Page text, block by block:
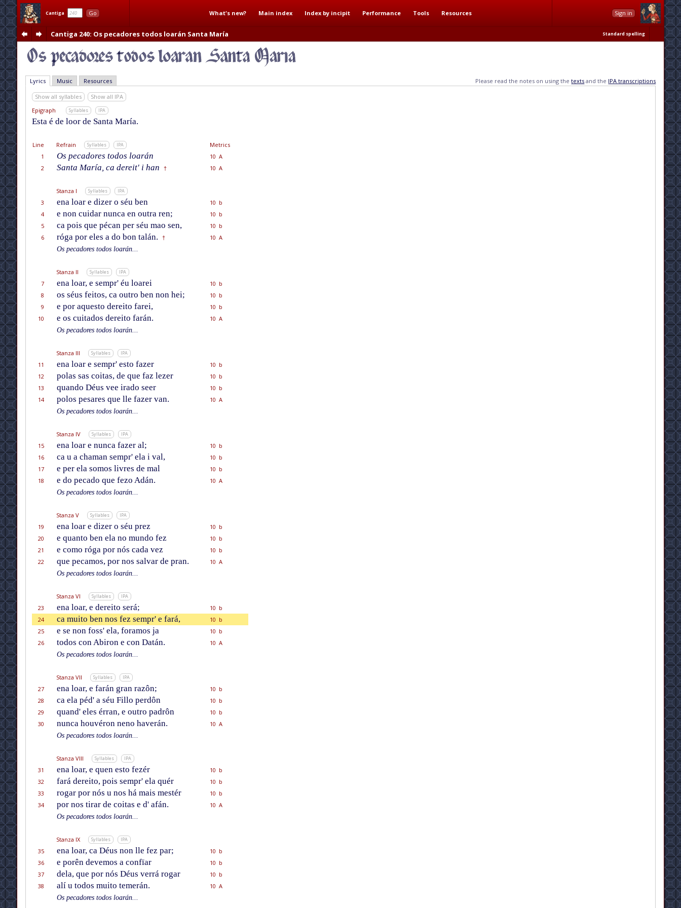
Cantiga Go What's new? Main index Index by incipit Performance Tools Resources Sign in
Cantiga 240: Os pecadores todos loarán Santa María Standard spelling
Lyrics Music Resources Please read the notes on using thetexts and the IPA transcriptions
Show all syllables
Show all IPA
Epigraph
Syllables IPA
Esta é de loor de Santa María.
Line Refrain Syllables IPA
Metrics
1
Os pecadores todos loarán
10 A
2
Santa María, ca dereit' i han † 10 A
Stanza I Syllables IPA
3 ena loar e dizer o séu ben
10 b
4
e non cuidar nunca en outra ren;
10 b
5
ca pois que pécan per séu mao sen,
10 b
6
róga por eles a do bon talán. †
10 A
Os pecadores todos loarán...
Stanza II Syllables IPA
7 ena loar, e sempr' éu loarei
10 b
8
os séus feitos, ca outro ben non hei;
10 b
9
e por aquesto dereito farei,
10 b
10
e os cuitados dereito farán.
10 A
Os pecadores todos loarán...
Stanza III Syllables IPA
11 ena loar e sempr' esto fazer
10 b
12
polas sas coitas, de que faz lezer
10 b
13
quando Déus vee irado seer
10 b
14
polos pesares que lle fazer van.
10 A
Os pecadores todos loarán...
Stanza IV Syllables IPA
15 ena loar e nunca fazer al;
10 b
16
ca u a chaman sempr' ela i val,
10 b
17
e per ela somos livres de mal
10 b
18
e do pecado que fezo Adán.
10 A
Os pecadores todos loarán...
Stanza V Syllables IPA
19 ena loar e dizer o séu prez
10 b
20
e quanto ben ela no mundo fez
10 b
21
e como róga por nós cada vez
10 b
22
que pecamos, por nos salvar de pran.
10 A
Os pecadores todos loarán...
Stanza VI Syllables IPA
23 ena loar, e dereito será;
10 b
24
ca muito ben nos fez sempr' e fará,
10 b
25
e se non foss' ela, foramos ja
10 b
26
todos con Abiron e con Datán.
10 A
Os pecadores todos loarán...
Stanza VII Syllables IPA
27 ena loar, e farán gran razôn;
10 b
28
ca ela péd' a séu Fillo perdôn
10 b
29
quand' eles érran, e outro padrôn
10 b
30
nunca houvéron neno haverán.
10 A
Os pecadores todos loarán...
Stanza VIII Syllables IPA
31 ena loar, e quen esto fezér
10 b
32
fará dereito, pois sempr' ela quér
10 b
33
rogar por nós u nos há mais mestér
10 b
34
por nos tirar de coitas e d' afán.
10 A
Os pecadores todos loarán...
Stanza IX Syllables IPA
35 ena loar, ca Déus non lle fez par;
10 b
36
e porên devemos a confïar
10 b
37
dela, que por nós Déus verrá rogar
10 b
38
alí u todos muito temerán.
10 A
Os pecadores todos loarán...